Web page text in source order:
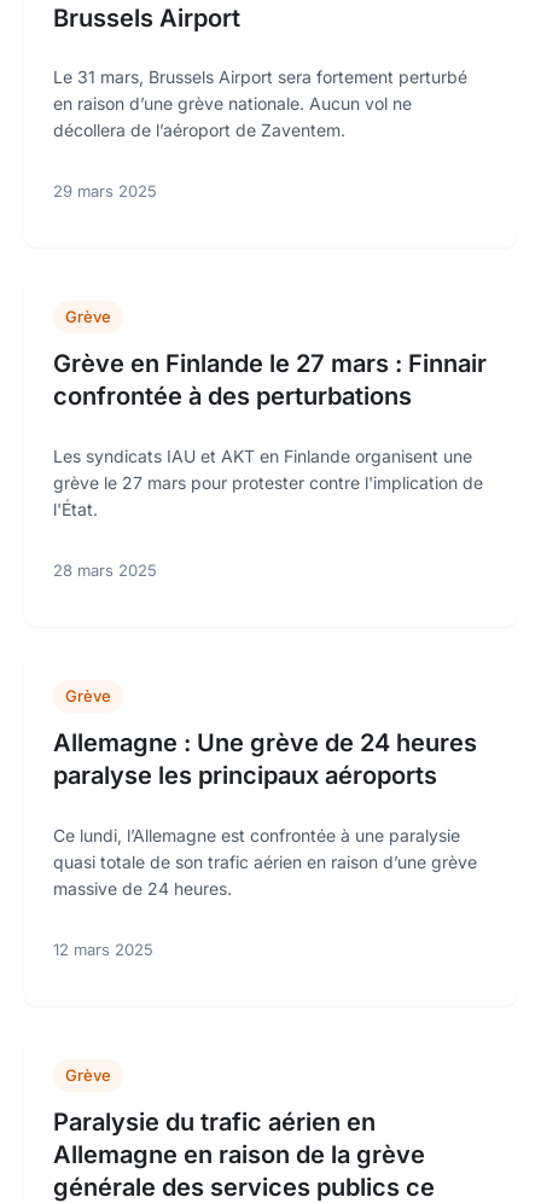
Brussels Airport
Le 31 mars, Brussels Airport sera fortement perturbé
en raison d’une grève nationale. Aucun vol ne
décollera de l’aéroport de Zaventem.
29 mars 2025
Grève
Grève en Finlande le 27 mars : Finnair
confrontée à des perturbations
Les syndicats IAU et AKT en Finlande organisent une
grève le 27 mars pour protester contre l'implication de
l'État.
28 mars 2025
Grève
Allemagne : Une grève de 24 heures
paralyse les principaux aéroports
Ce lundi, l’Allemagne est confrontée à une paralysie
quasi totale de son trafic aérien en raison d’une grève
massive de 24 heures.
12 mars 2025
Grève
Paralysie du trafic aérien en
Allemagne en raison de la grève
générale des services publics ce